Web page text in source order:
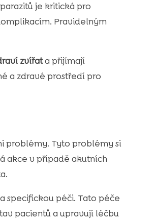
je kritická pro
Pravidelným
zvířata přijímají
a zdravé prostředí pro
problémy. Tyto problémy si
akce v případě akutních
specifickou péči. Tato péče
pacientů a upravují léčbu